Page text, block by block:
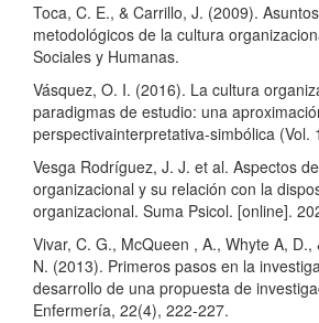
Toca, C. E., & Carrillo, J. (2009).
metodológicos de la cultura
Sociales y Humanas.
Vásquez, O. I. (2016). La cultura
paradigmas de estudio: una
perspectivainterpretativa-simbólica (Vol.
Vesga Rodríguez, J. J. et al. Aspectos
organizacional y su relación con la
organizacional. Suma Psicol. [online].
Vivar, C. G., McQueen , A., Whyte A,
N. (2013). Primeros pasos en la
desarrollo de una propuesta de
Enfermería, 22(4), 222-227.